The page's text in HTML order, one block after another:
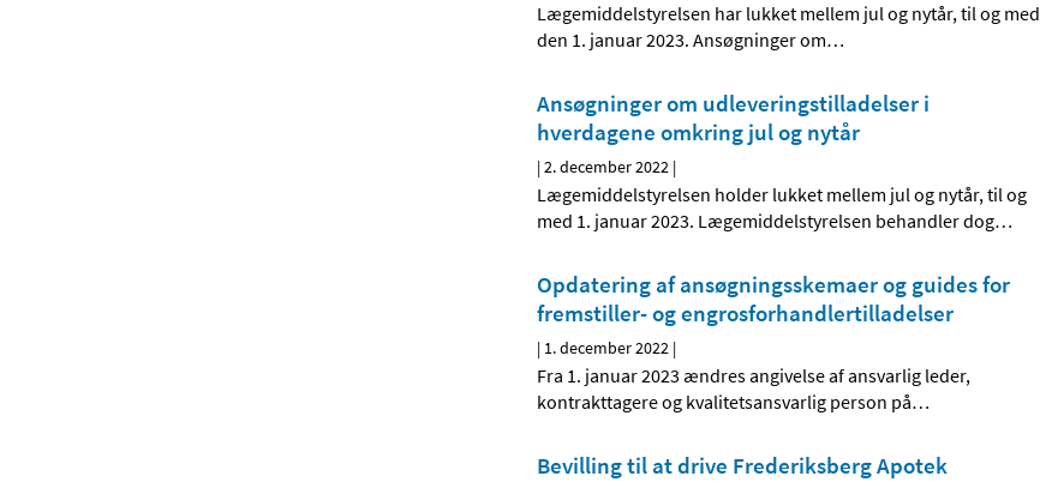
Lægemiddelstyrelsen har lukket mellem jul og nytår, til og med
den 1. januar 2023. Ansøgninger om…
Ansøgninger om udleveringstilladelser i
hverdagene omkring jul og nytår
|2. december 2022 |
Lægemiddelstyrelsen holder lukket mellem jul og nytår, til og
med 1. januar 2023. Lægemiddelstyrelsen behandler dog…
Opdatering af ansøgningsskemaer og guides for
fremstiller- og engrosforhandlertilladelser
| 1. december 2022 |
Fra 1. januar 2023 ændres angivelse af ansvarlig leder,
kontrakttagere og kvalitetsansvarlig person på…
Bevilling til at drive Frederiksberg Apotek